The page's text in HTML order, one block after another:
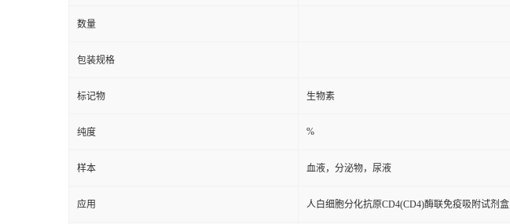
数量
包装规格
标记物 生物素
纯度 %
样本 血液，分泌物，尿液
应用 人白细胞分化抗原CD4(CD4)酶联免疫吸附试剂盒